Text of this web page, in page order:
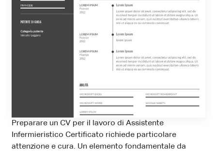
Preparare un CV per il lavoro di Assistente
Infermieristico Certificato richiede particolare
attenzione e cura. Un elemento fondamentale da